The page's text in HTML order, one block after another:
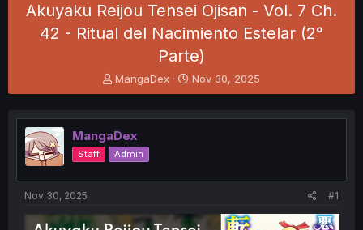
Akuyaku Reijou Tensei Ojisan - Vol. 7 Ch.
42 - Ritual del Nacimiento Estelar (2°
Parte)
T
h
e
a
d
s
t
MangaDex
S
t
r
t
Nov 30, 2025
MangaDex
Staff Admin
Nov 30, 2025 #1